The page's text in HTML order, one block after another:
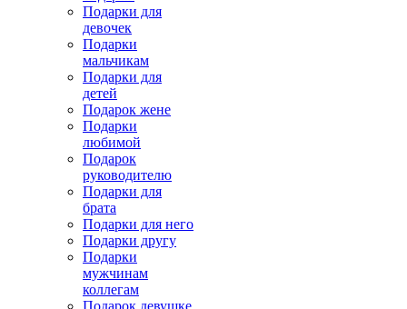
Подарки для
девочек
Подарки
мальчикам
Подарки для
детей
Подарок жене
Подарки
любимой
Подарок
руководителю
Подарки для
брата
Подарки для него
Подарки другу
Подарки
мужчинам
коллегам
Подарок девушке